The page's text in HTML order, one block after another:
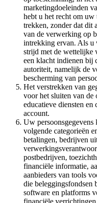
marketingdoeleinden
hebt u het recht om
trekken, zonder dat dit
van de verwerking op
intrekking ervan. Als u
strijd met de wettelijke
een klacht indienen bij
autoriteit, namelijk de
bescherming van
Het verstrekken van
voor het sluiten van de
educatieve diensten en
account.
Uw persoonsgegevens
volgende categorieën
betalingen, bedrijven
postbedrijven,
financiële informatie,
aanbieders van tools
die beleggingsfondsen
software en platforms
financiële